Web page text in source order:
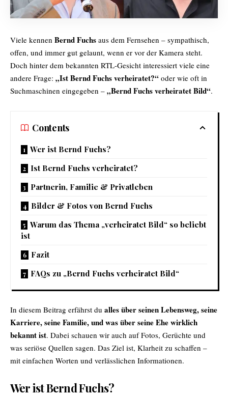
Viele kennen Bernd Fuchs aus dem Fernsehen – sympathisch,
offen, und immer gut gelaunt, wenn er vor der Kamera steht.
Doch hinter dem bekannten RTL-Gesicht interessiert viele eine
andere Frage: „Ist Bernd Fuchs verheiratet?“ oder wie oft in
Suchmaschinen eingegeben – „Bernd Fuchs verheiratet Bild“.
Contents
Wer ist Bernd Fuchs?
Ist Bernd Fuchs verheiratet?
Partnerin, Familie & Privatleben
Bilder & Fotos von Bernd Fuchs
Warum das Thema „verheiratet Bild“ so beliebt
ist
Fazit
FAQs zu „Bernd Fuchs verheiratet Bild“
In diesem Beitrag erfährst du alles über seinen Lebensweg, seine
Karriere, seine Familie, und was über seine Ehe wirklich
bekannt ist. Dabei schauen wir auch auf Fotos, Gerüchte und
was seriöse Quellen sagen. Das Ziel ist, Klarheit zu schaffen –
mit einfachen Worten und verlässlichen Informationen.
Wer ist Bernd Fuchs?